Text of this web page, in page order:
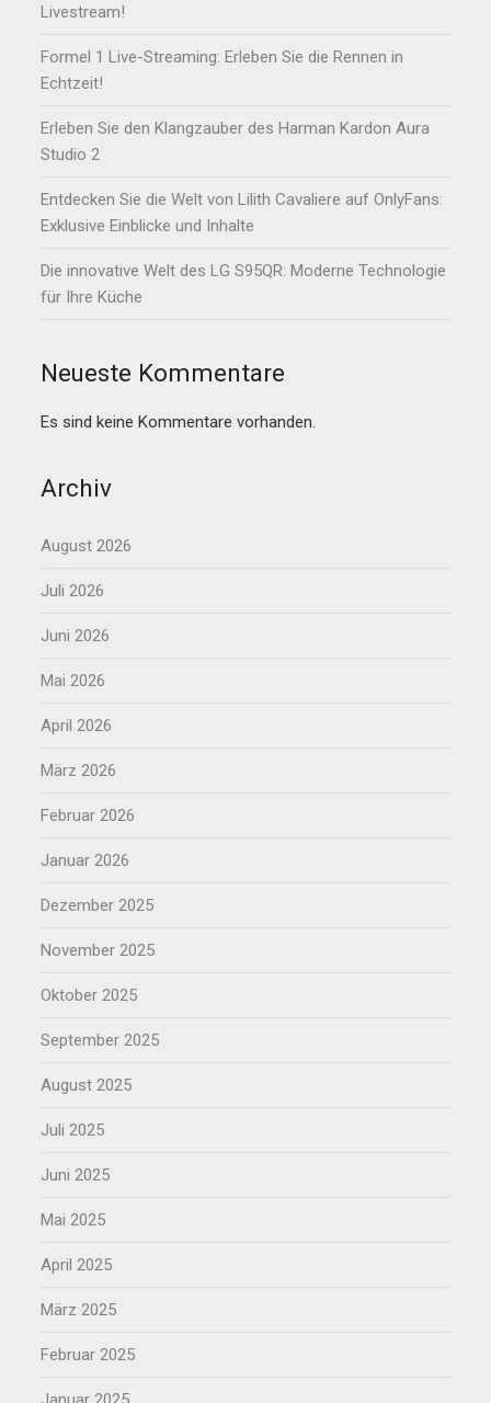
Livestream!
Formel 1 Live-Streaming: Erleben Sie die Rennen in
Echtzeit!
Erleben Sie den Klangzauber des Harman Kardon Aura
Studio 2
Entdecken Sie die Welt von Lilith Cavaliere auf OnlyFans:
Exklusive Einblicke und Inhalte
Die innovative Welt des LG S95QR: Moderne Technologie
für Ihre Küche
Neueste Kommentare
Es sind keine Kommentare vorhanden.
Archiv
August 2026
Juli 2026
Juni 2026
Mai 2026
April 2026
März 2026
Februar 2026
Januar 2026
Dezember 2025
November 2025
Oktober 2025
September 2025
August 2025
Juli 2025
Juni 2025
Mai 2025
April 2025
März 2025
Februar 2025